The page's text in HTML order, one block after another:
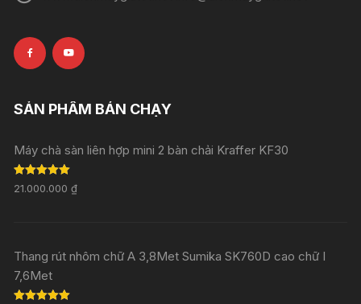
SẢN PHẨM BÁN CHẠY
Máy chà sàn liên hợp mini 2 bàn chải Kraffer KF30
Rated5.00
out of 5
21.000.000₫
Thang rút nhôm chữ A 3,8Met Sumika SK760D cao chữ I
7,6Met